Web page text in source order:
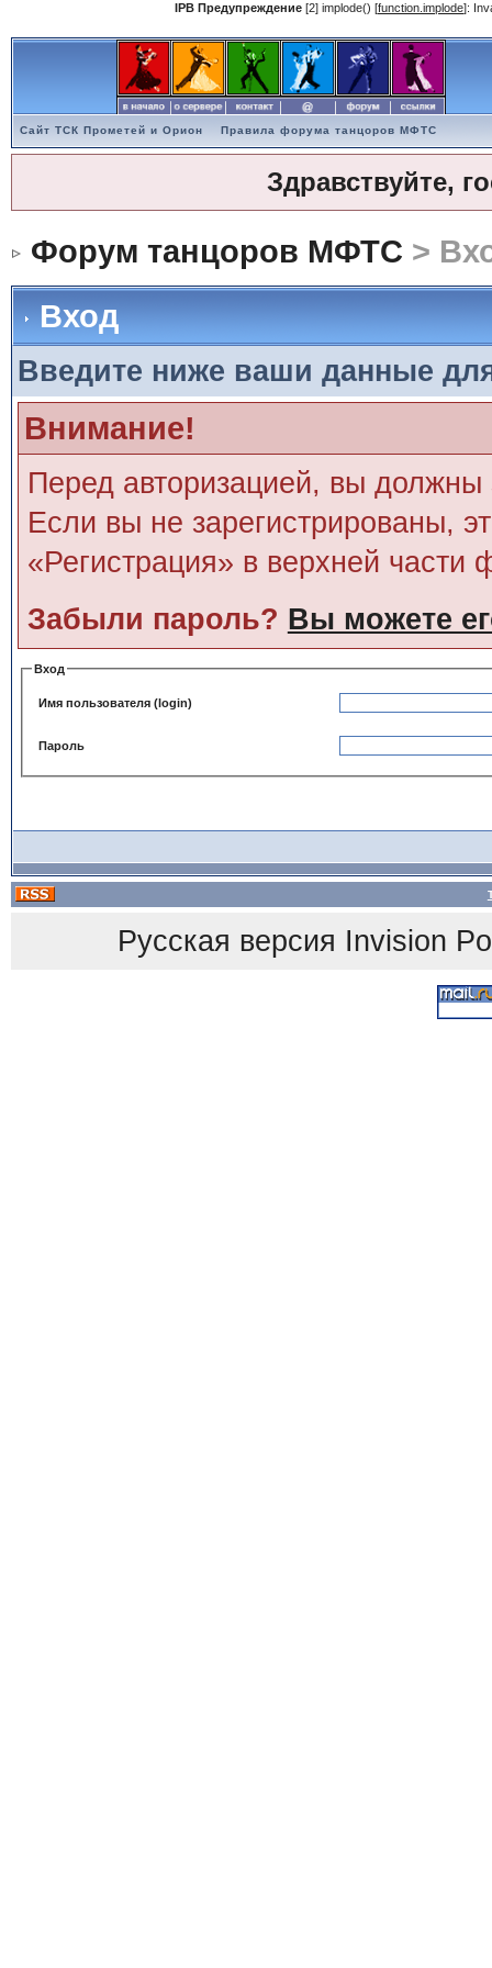
IPB Предупреждение [2] implode() [function.implode]:
Сайт ТСК Прометей и Орион Правила форума танцоров МФТС
Здравствуйте,
Форум танцоров МФТС >
Вход
Введите ниже ваши данные
Внимание!
Перед авторизацией, вы должны
Если вы не зарегистрированы,
«Регистрация» в верхней части
Забыли пароль? Вы можете
Вход
Имя пользователя (login)
Пароль
Русская версия Invision